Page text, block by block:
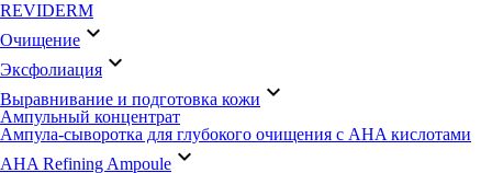
REVIDERM
Очищение keyboard_arrow_down
Эксфолиация keyboard_arrow_down
Выравнивание и подготовка кожи keyboard_arrow_down
Ампульный концентрат
Ампула-сыворотка для глубокого очищения с AHA кислотами
AHA Refining Ampoule keyboard_arrow_down